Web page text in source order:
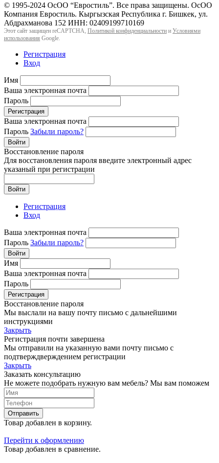
© 1995-2024 ОсОО “Евростиль”. Все права защищены. ОсОО
Компания Евростиль. Кыргызская Республика г. Бишкек, ул.
Абдрахманова 152 ИНН: 02409199710169
Этот сайт защищен reCAPTCHA, Политикой конфиденциальности и Условиями
использования Google.
Регистрация
Вход
Имя
Ваша электронная почта
Пароль
Регистрация
Ваша электронная почта
Пароль Забыли пароль?
Войти
Восстановление пароля
Для восстановления пароля введите электронный адрес
указаный при регистрации
Войти
Регистрация
Вход
Ваша электронная почта
Пароль Забыли пароль?
Войти
Имя
Ваша электронная почта
Пароль
Регистрация
Восстановление пароля
Мы выслали на вашу почту письмо с дальнейшими
инструкциями
Закрыть
Регистрация почти завершена
Мы отправили на указанную вами почту письмо с
подтверждверждением регистрации
Закрыть
Заказать консультацию
Не можете подобрать нужную вам мебель? Мы вам поможем
Отправить
Товар добавлен в корзину.
Перейти к оформлению
Товар добавлен в сравнение.